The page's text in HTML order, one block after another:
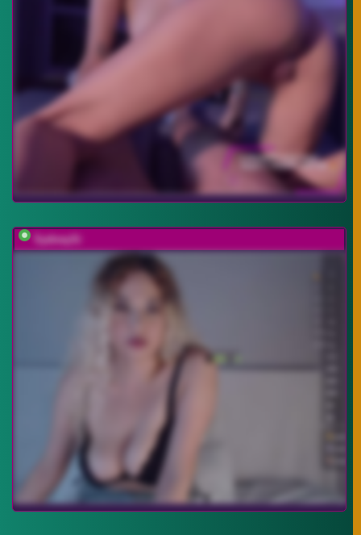
SydneySi